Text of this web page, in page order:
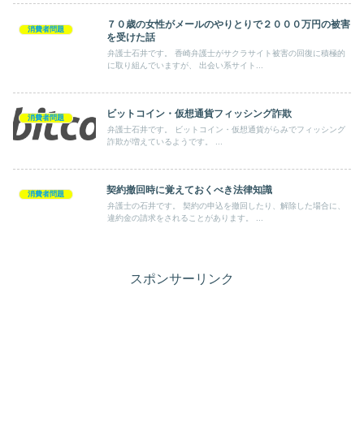
消費者問題
７０歳の女性がメールのやりとりで２０００万円の被害
を受けた話
弁護士石井です。 香崎弁護士がサクラサイト被害の回復に積極的
に取り組んでいますが、 出会い系サイト...
消費者問題 ビットコイン・仮想通貨フィッシング詐欺
弁護士石井です。 ビットコイン・仮想通貨がらみでフィッシング
詐欺が増えているようです。 ...
消費者問題 契約撤回時に覚えておくべき法律知識
弁護士の石井です。 契約の申込を撤回したり、解除した場合に、
違約金の請求をされることがあります。 ...
スポンサーリンク